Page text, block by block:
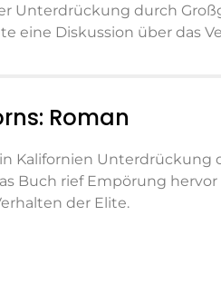
Unterdrückung durch
eine Diskussion über das
Roman
Kalifornien Unterdrückung
Buch rief Empörung
der Elite.